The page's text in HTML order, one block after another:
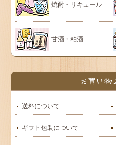
焼酎・リキュール
甘酒・粕酒
送料について
ギフト包装について